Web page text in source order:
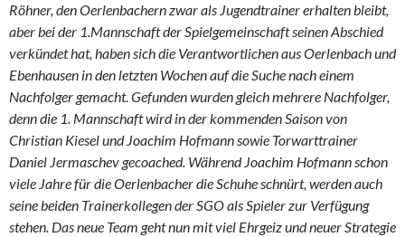
Röhner, den Oerlenbachern zwar als Jugendtrainer erhalten bleibt,
aber bei der 1.Mannschaft der Spielgemeinschaft seinen Abschied
verkündet hat, haben sich die Verantwortlichen aus Oerlenbach und
Ebenhausen in den letzten Wochen auf die Suche nach einem
Nachfolger gemacht. Gefunden wurden gleich mehrere Nachfolger,
denn die 1. Mannschaft wird in der kommenden Saison von
Christian Kiesel und Joachim Hofmann sowie Torwarttrainer
Daniel Jermaschev gecoached. Während Joachim Hofmann schon
viele Jahre für die Oerlenbacher die Schuhe schnürt, werden auch
seine beiden Trainerkollegen der SGO als Spieler zur Verfügung
stehen. Das neue Team geht nun mit viel Ehrgeiz und neuer Strategie